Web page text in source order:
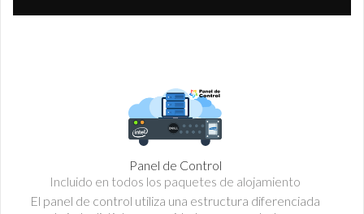
Panel de Control
Incluido en todos los paquetes de alojamiento
El panel de control utiliza una estructura diferenciada